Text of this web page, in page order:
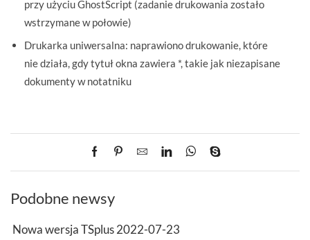
przy użyciu GhostScript (zadanie drukowania zostało
wstrzymane w połowie)
Drukarka uniwersalna: naprawiono drukowanie, które
nie działa, gdy tytuł okna zawiera *, takie jak niezapisane
dokumenty w notatniku
Podobne newsy
Nowa wersja TSplus 2022-07-23